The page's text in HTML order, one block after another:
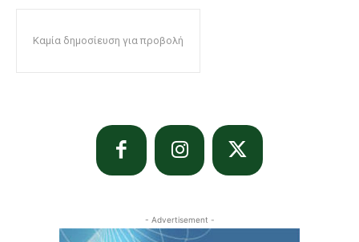
Καμία δημοσίευση για προβολή
- Advertisement -